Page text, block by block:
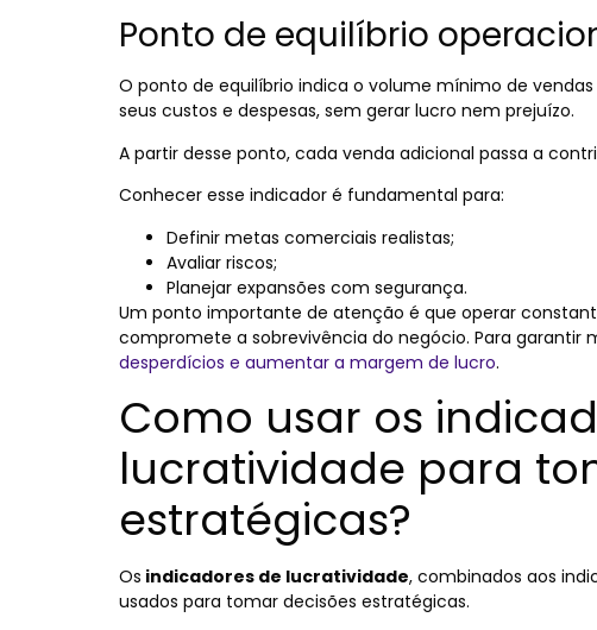
Ponto de equilíbrio
O ponto de equilíbrio indica o volume mínimo de
seus custos e despesas, sem gerar lucro nem prejuízo.
A partir desse ponto, cada venda adicional passa a
Conhecer esse indicador é fundamental para:
Definir metas comerciais realistas;
Avaliar riscos;
Planejar expansões com segurança.
Um ponto importante de atenção é que operar
compromete a sobrevivência do negócio. Para garantir
desperdícios e aumentar a margem de lucro.
Como usar os
lucratividade para
estratégicas?
Os indicadores de lucratividade, combinados aos
usados para tomar decisões estratégicas.